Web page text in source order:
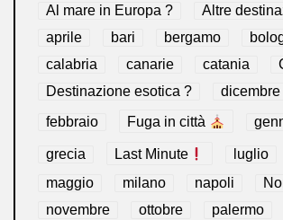
Al mare in Europa ?️
Altre
aprile
bari bergamo
calabria
canarie catania
Destinazione esotica ?
dicembre
febbraio Fuga in città
grecia Last Minute luglio
maggio
milano napoli
novembre
ottobre palermo